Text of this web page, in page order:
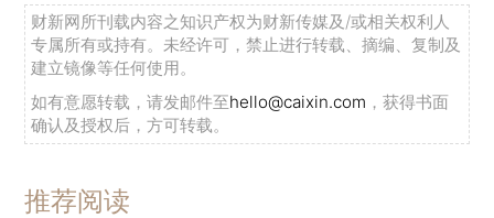
财新网所刊载内容之知识产权为财新传媒及/或相关权利人
专属所有或持有。未经许可，禁止进行转载、摘编、复制及
建立镜像等任何使用。
如有意愿转载，请发邮件至hello@caixin.com ，获得书面
确认及授权后，方可转载。
推荐阅读